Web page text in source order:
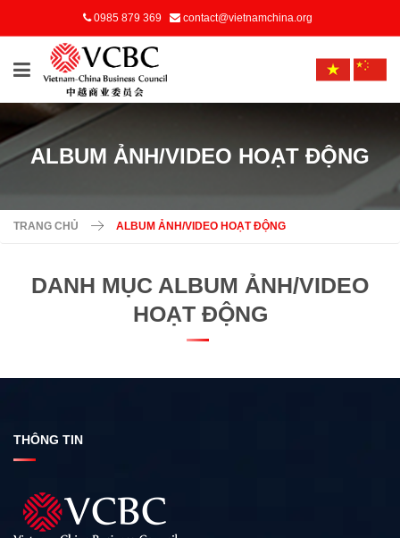
0985 879 369 contact@vietnamchina.org
ALBUM ẢNH/VIDEO HOẠT ĐỘNG
TRANG CHỦ ALBUM ẢNH/VIDEO HOẠT ĐỘNG
DANH MỤC ALBUM ẢNH/VIDEO
HOẠT ĐỘNG
THÔNG TIN